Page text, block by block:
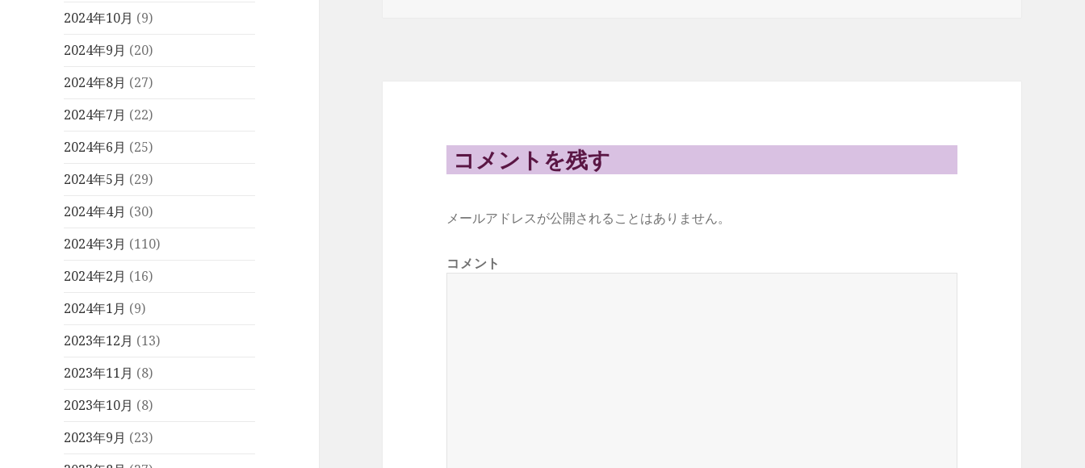
2024年10月 (9)
2024年9月 (20)
2024年8月 (27)
2024年7月 (22)
2024年6月 (25)
2024年5月 (29)
2024年4月 (30)
2024年3月 (110)
2024年2月 (16)
2024年1月 (9)
2023年12月 (13)
2023年11月 (8)
2023年10月 (8)
2023年9月 (23)
コメントを残す
メールアドレスが公開されることはありません。
コメント